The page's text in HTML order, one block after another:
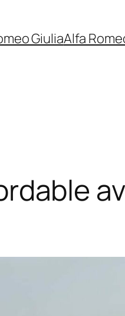
GiuliaAlfa